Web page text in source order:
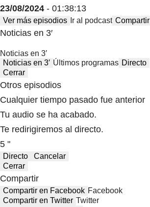
23/08/2024 - 01:38:13
Ver más episodios Ir al podcast Compartir
Noticias en 3′
Noticias en 3′
Noticias en 3′ Últimos programas Directo
Cerrar
Otros episodios
Cualquier tiempo pasado fue anterior
Tu audio se ha acabado.
Te redirigiremos al directo.
5 "
Directo
Cancelar
Cerrar
Compartir
Compartir en Facebook Facebook
Compartir en Twitter Twitter